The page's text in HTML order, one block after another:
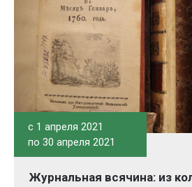
c 1 апреля 2021
по 30 апреля 2021
Журнальная всячина: из